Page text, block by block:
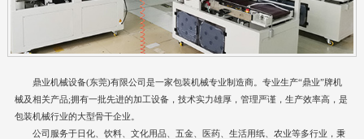
鼎业机械设备(东莞)有限公司是一家包装机械专业制造商。专业生产“鼎业”牌机
械及相关产品;拥有一批先进的加工设备，技术实力雄厚，管理严谨，生产效率高，是
包装机械行业的大型骨干企业。
公司服务于日化、饮料、文化用品、五金、医药、生活用纸、农业等多行业，秉